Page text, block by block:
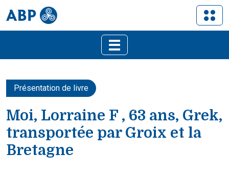
Présentation de livre
Moi, Lorraine F , 63 ans, Grek,
transportée par Groix et la
Bretagne